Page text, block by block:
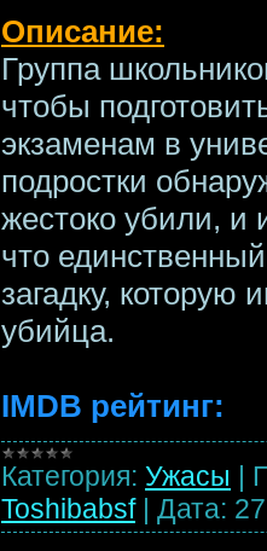
Описание:
Группа
чтобы
экзаменам в
подростки
жестоко убили, и
что
загадку, которую
убийца.
IMDB рейтинг:
Категория: Ужасы |
Toshibabsf | Дата: